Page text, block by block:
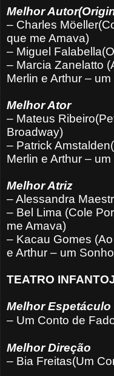
Melhor
– Charles
que me Amava)
– Miguel
– Marcia Zanelatto
Merlin e Arthur –
Melhor Ator
– Mateus
Broadway)
– Patrick
Merlin e Arthur –
Melhor Atriz
– Alessandra
– Bel Lima (Cole
me Amava)
– Kacau Gomes
e Arthur – um
TEATRO
Melhor Espetáculo
– Um Conto de
Melhor Direção
– Bia Freitas(Um